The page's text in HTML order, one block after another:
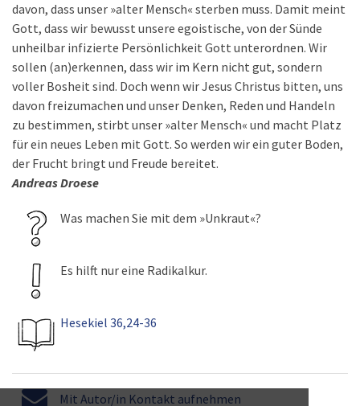
davon, dass unser »alter Mensch« sterben muss. Damit meint
Gott, dass wir bewusst unsere egoistische, von der Sünde
unheilbar infizierte Persönlichkeit Gott unterordnen. Wir
sollen (an)erkennen, dass wir im Kern nicht gut, sondern
voller Bosheit sind. Doch wenn wir Jesus Christus bitten, uns
davon freizumachen und unser Denken, Reden und Handeln
zu bestimmen, stirbt unser »alter Mensch« und macht Platz
für ein neues Leben mit Gott. So werden wir ein guter Boden,
der Frucht bringt und Freude bereitet.
Andreas Droese
Was machen Sie mit dem »Unkraut«?
Es hilft nur eine Radikalkur.
Hesekiel 36,24-36
Mit Autor/in Kontakt aufnehmen